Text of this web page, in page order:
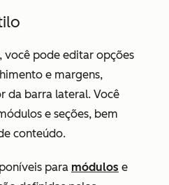
você pode editar opções
e margens,
da barra lateral. Você
e seções, bem
conteúdo.
para módulos e